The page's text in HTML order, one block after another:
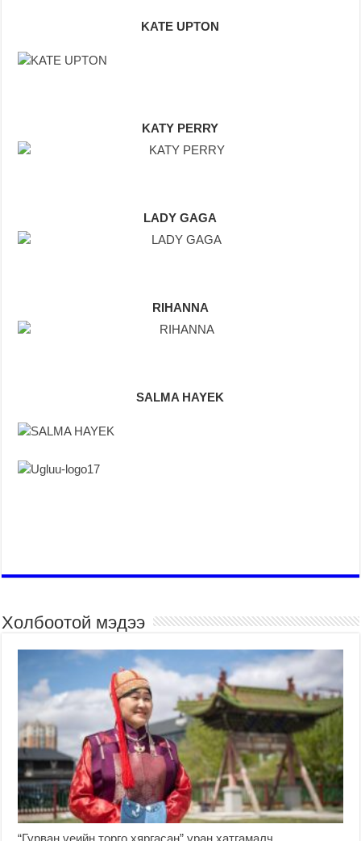
KATE UPTON
KATY PERRY
LADY GAGA
RIHANNA
SALMA HAYEK
Холбоотой мэдээ
“Гурван үеийн торго хяргасан” уран хатгамалч